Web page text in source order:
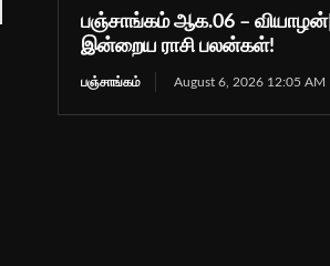
பஞ்சாங்கம் ஆக.06 – வியாழன்|
இன்றைய ராசி பலன்கள்!
பஞ்சாங்கம் August 6, 2026 12:05 AM